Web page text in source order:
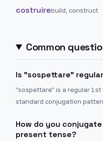
costruirebuild, construct
Common
Is "sospettare"
"sospettare" is a regular
standard conjugation
How do you
present tense?